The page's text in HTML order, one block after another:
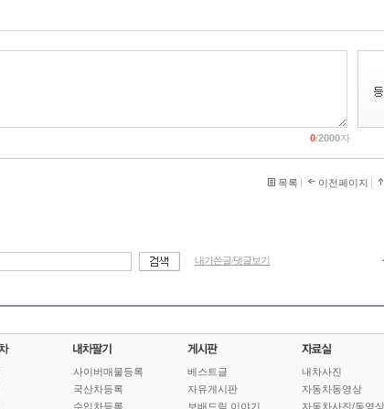
0/2000자
목록 이전페이지
내가쓴글/댓글보기
사이버매물등록
국산차등록
수입차등록
베스트글
자유게시판
보배드림 이야기
내차사진
자동차동영상
자동차사진/동영상